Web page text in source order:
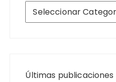
Últimas publicaciones